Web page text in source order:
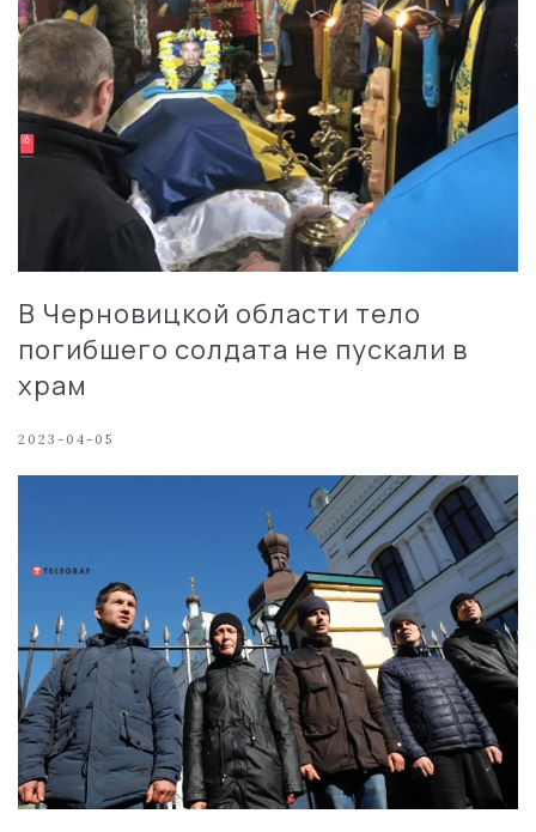
В Черновицкой области тело
погибшего солдата не пускали в
храм
2023-04-05